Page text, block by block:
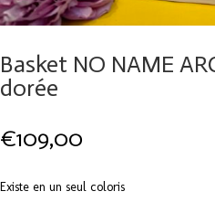
Basket NO NAME
dorée
€109,00
Existe en un seul coloris